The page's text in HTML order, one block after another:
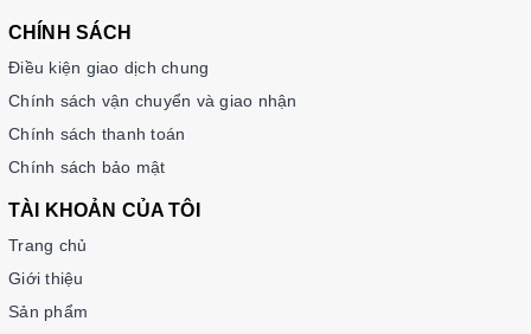
CHÍNH SÁCH
Điều kiện giao dịch chung
Chính sách vận chuyển và giao nhận
Chính sách thanh toán
Chính sách bảo mật
TÀI KHOẢN CỦA TÔI
Trang chủ
Giới thiệu
Sản phẩm